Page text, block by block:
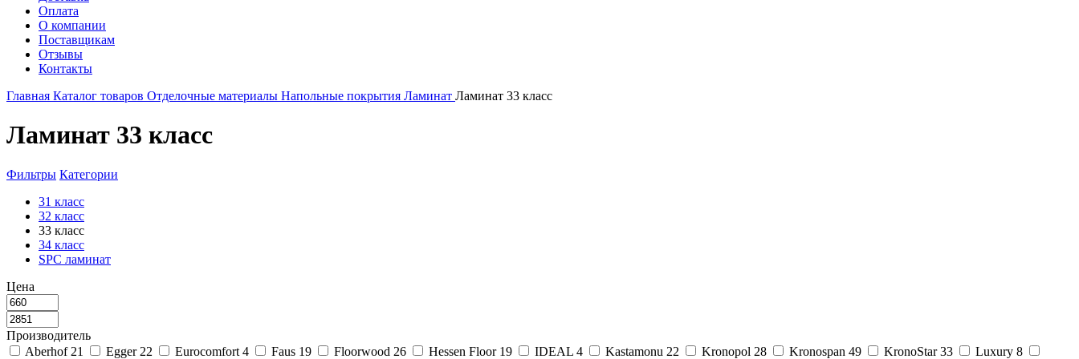
Оплата
О компании
Поставщикам
Отзывы
Контакты
Главная Каталог товаров Отделочные материалы Напольные покрытия Ламинат Ламинат 33 класс
Ламинат 33 класс
Фильтры Категории
31 класс
32 класс
33 класс
34 класс
SPC ламинат
Цена
Производитель
Aberhof 21 Egger 22 Eurocomfort 4 Faus 19 Floorwood 26 Hessen Floor 19 IDEAL 4 Kastamonu 22 Kronopol 28 Kronospan 49 KronoStar 33 Luxury 8